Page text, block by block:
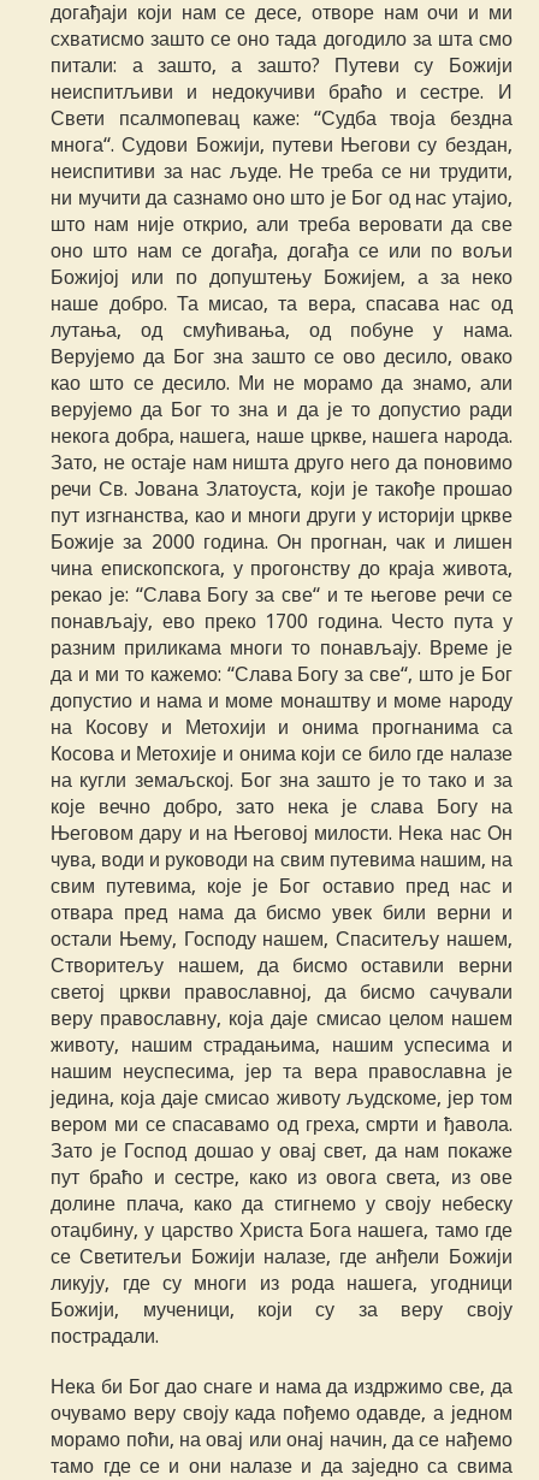
догађаји који нам се десе, отворе нам очи и ми
схватисмо зашто се оно тада догодило за шта смо
питали: а зашто, а зашто? Путеви су Божији
неиспитљиви и недокучиви браћо и сестре. И
Свети псалмопевац каже: “Судба твоја бездна
многа“. Судови Божији, путеви Његови су бездан,
неиспитиви за нас људе. Не треба се ни трудити,
ни мучити да сазнамо оно што је Бог од нас утајио,
што нам није открио, али треба веровати да све
оно што нам се догађа, догађа се или по вољи
Божијој или по допуштењу Божијем, а за неко
наше добро. Та мисао, та вера, спасава нас од
лутања, од смућивања, од побуне у нама.
Верујемо да Бог зна зашто се ово десило, овако
као што се десило. Ми не морамо да знамо, али
верујемо да Бог то зна и да је то допустио ради
некога добра, нашега, наше цркве, нашега народа.
Зато, не остаје нам ништа друго него да поновимо
речи Св. Јована Златоуста, који је такође прошао
пут изгнанства, као и многи други у историји цркве
Божије за 2000 година. Он прогнан, чак и лишен
чина епископскога, у прогонству до краја живота,
рекао је: “Слава Богу за све“ и те његове речи се
понављају, ево преко 1700 година. Често пута у
разним приликама многи то понављају. Време је
да и ми то кажемо: “Слава Богу за све“, што је Бог
допустио и нама и моме монаштву и моме народу
на Косову и Метохији и онима прогнанима са
Косова и Метохије и онима који се било где налазе
на кугли земаљској. Бог зна зашто је то тако и за
које вечно добро, зато нека је слава Богу на
Његовом дару и на Његовој милости. Нека нас Он
чува, води и руководи на свим путевима нашим, на
свим путевима, које је Бог оставио пред нас и
отвара пред нама да бисмо увек били верни и
остали Њему, Господу нашем, Спаситељу нашем,
Створитељу нашем, да бисмо оставили верни
светој цркви православној, да бисмо сачували
веру православну, која даје смисао целом нашем
животу, нашим страдањима, нашим успесима и
нашим неуспесима, јер та вера православна је
једина, која даје смисао животу људскоме, јер том
вером ми се спасавамо од греха, смрти и ђавола.
Зато је Господ дошао у овај свет, да нам покаже
пут браћо и сестре, како из овога света, из ове
долине плача, како да стигнемо у своју небеску
отаџбину, у царство Христа Бога нашега, тамо где
се Светитељи Божији налазе, где анђели Божији
ликују, где су многи из рода нашега, угодници
Божији, мученици, који су за веру своју
пострадали.
Нека би Бог дао снаге и нама да издржимо све, да
очувамо веру своју када пођемо одавде, а једном
морамо поћи, на овај или онај начин, да се нађемо
тамо где се и они налазе и да заједно са свима